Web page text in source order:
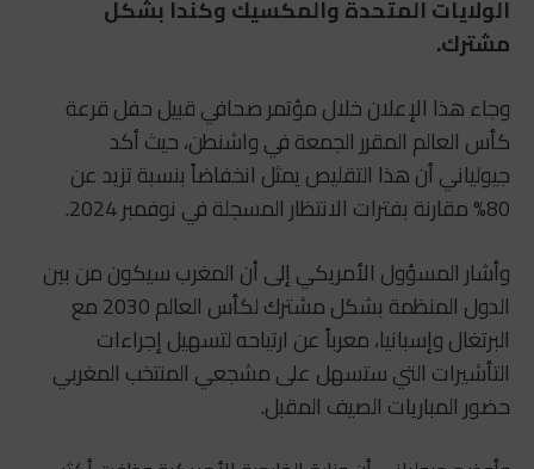
الولايات المتحدة والمكسيك وكندا بشكل
مشترك.
وجاء هذا الإعلان خلال مؤتمر صحافي قبيل حفل قرعة
كأس العالم المقرر الجمعة في واشنطن، حيث أكد
جيولياني أن هذا التقليص يمثل انخفاضاً بنسبة تزيد عن
80% مقارنة بفترات الانتظار المسجلة في نوفمبر 2024.
وأشار المسؤول الأمريكي إلى أن المغرب سيكون من بين
الدول المنظمة بشكل مشترك لكأس العالم 2030 مع
البرتغال وإسبانيا، معرباً عن ارتياحه لتسهيل إجراءات
التأشيرات التي ستسهل على مشجعي المنتخب المغربي
حضور المباريات الصيف المقبل.